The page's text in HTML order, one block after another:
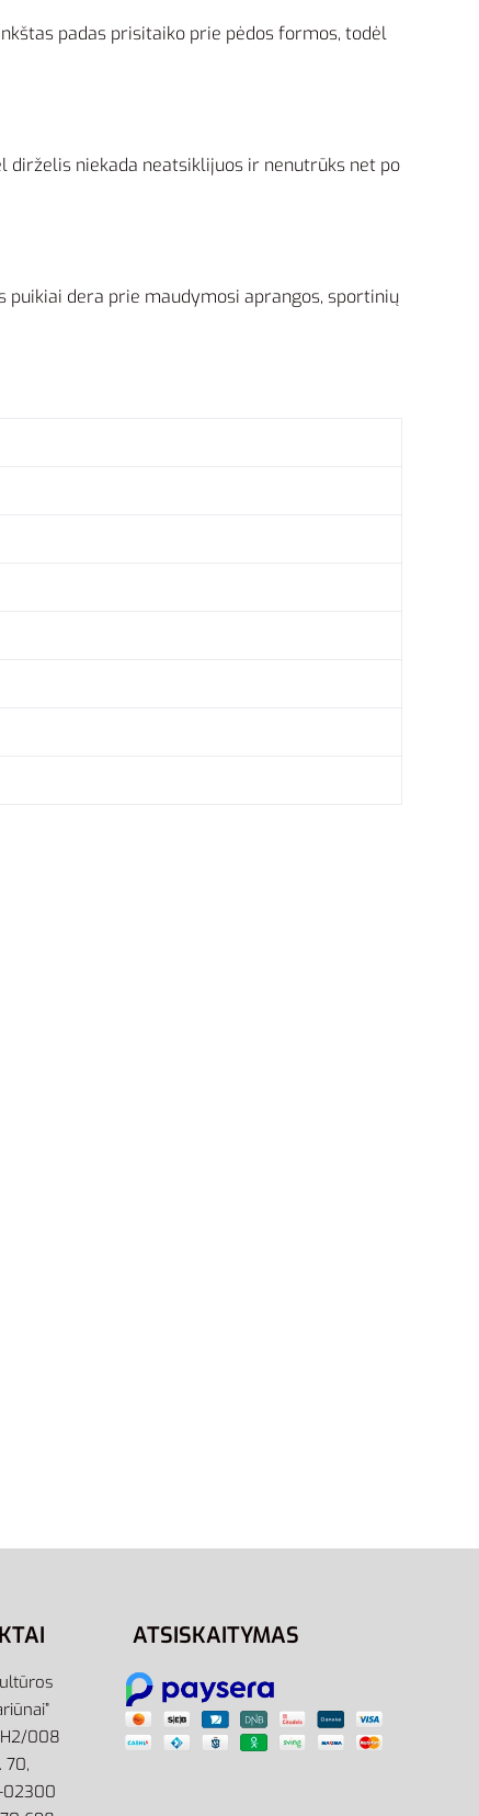
padas prisitaiko prie pėdos formos, todėl
dirželis niekada neatsiklijuos ir nenutrūks net po
puikiai dera prie maudymosi aprangos, sportinių
Pasirinkti savybes
008
70,
02300
ATSISKAITYMAS